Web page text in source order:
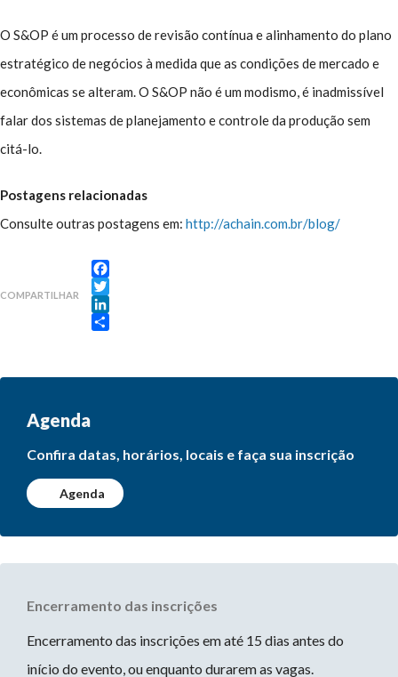
O S&OP é um processo de revisão contínua e alinhamento do plano
estratégico de negócios à medida que as condições de mercado e
econômicas se alteram. O S&OP não é um modismo, é inadmissível
falar dos sistemas de planejamento e controle da produção sem
citá-lo.
Postagens relacionadas
Consulte outras postagens em: http://achain.com.br/blog/
COMPARTILHAR
Facebook
Twitter
LinkedIn
Agenda
Confira datas, horários, locais e faça sua inscrição
Agenda
Encerramento das inscrições
Encerramento das inscrições em até 15 dias antes do
início do evento, ou enquanto durarem as vagas.